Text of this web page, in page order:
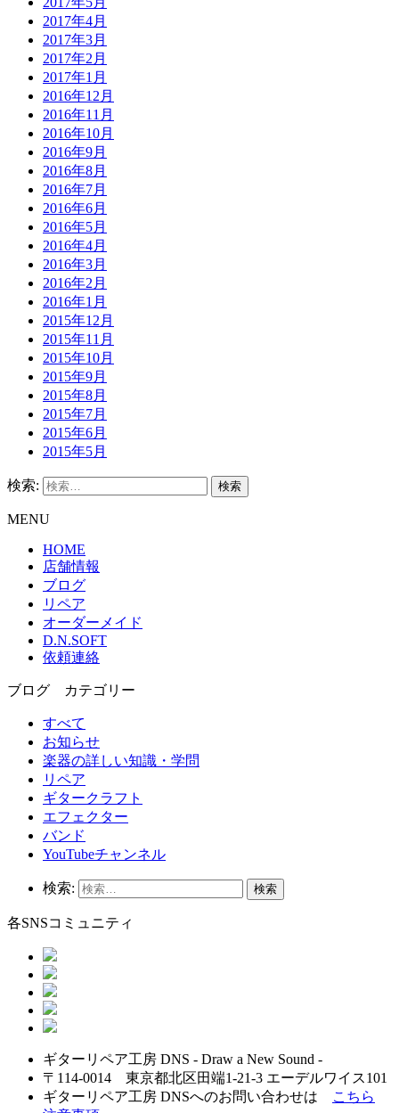
2017年4月
2017年3月
2017年2月
2017年1月
2016年12月
2016年11月
2016年10月
2016年9月
2016年8月
2016年7月
2016年6月
2016年5月
2016年4月
2016年3月
2016年2月
2016年1月
2015年12月
2015年11月
2015年10月
2015年9月
2015年8月
2015年7月
2015年6月
2015年5月
検索:
MENU
HOME
店舗情報
ブログ
リペア
オーダーメイド
D.N.SOFT
依頼連絡
ブログ カテゴリー
すべて
お知らせ
楽器の詳しい知識・学問
リペア
ギタークラフト
エフェクター
バンド
YouTubeチャンネル
検索:
各SNSコミュニティ
ギターリペア工房 DNS - Draw a New Sound -
〒114-0014 東京都北区田端1-21-3 エーデルワイス101
ギターリペア工房 DNSへのお問い合わせは
こちら